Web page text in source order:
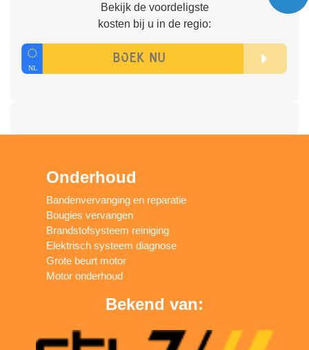
Bekijk de voordeligste
kosten bij u in de regio:
Onderhoud
Bandenvervanging en reparatie
Bougies vervangen
Brandstofsysteem reiniging
Elektrisch systeem diagnose
Grote beurt motor
Motor onderhoud
Bekend van: